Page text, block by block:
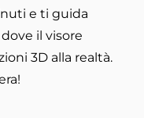
e ti guida
il visore
3D alla realtà.